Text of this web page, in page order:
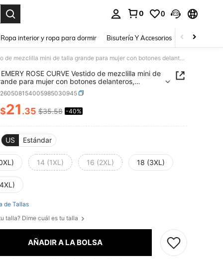
0 0
Ropa interior y ropa para dormir Bisutería Y Accesorios Zapatos
SHEIN EMERY ROSE CURVE Vestido de mezclilla mini de talla grande para mujer con botones delanteros, bolsillos, manga corta, cuello en V, doble bolsillo, cintura con cordón y silueta A, para verano, vacaciones y estilo campestre
ROSE CURVE Vestido de mezclilla mini de
para mujer con botones delanteros,
manga corta, cuello en V, doble bolsillo, cintura
y silueta A, para verano, vacaciones y estilo
AND AVAILABILITY
$21.35 $35.58 -40%
US Estándar
14 (1XL) 16 (2XL) 18 (3XL)
de Tallas
talla? Dime cuál es tu talla
AÑADIR A LA BOLSA